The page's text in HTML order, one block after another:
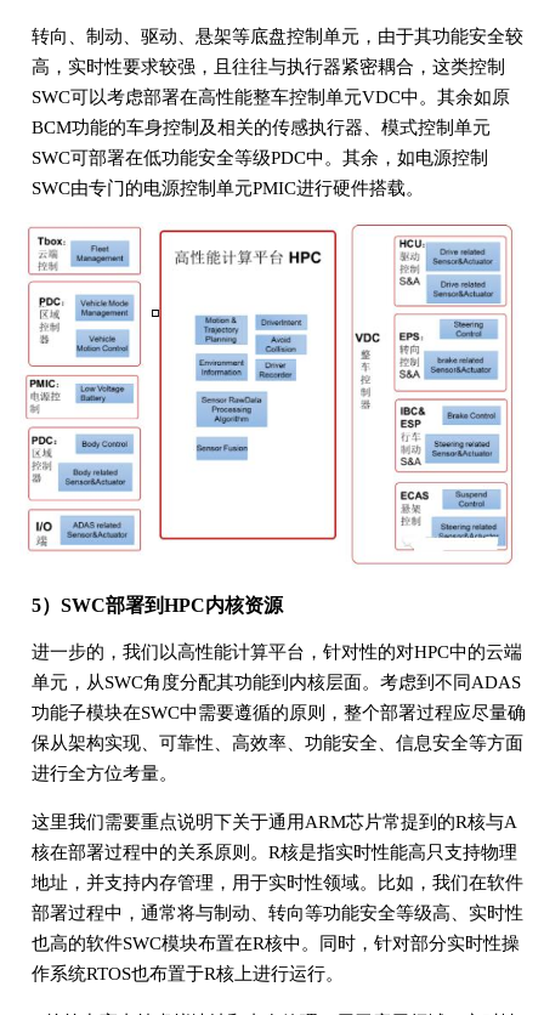
转向、制动、驱动、悬架等底盘控制单元，由于其功能安全较
高，实时性要求较强，且往往与执行器紧密耦合，这类控制
SWC可以考虑部署在高性能整车控制单元VDC中。其余如原
BCM功能的车身控制及相关的传感执行器、模式控制单元
SWC可部署在低功能安全等级PDC中。其余，如电源控制
SWC由专门的电源控制单元PMIC进行硬件搭载。
5）SWC部署到HPC内核资源
进一步的，我们以高性能计算平台，针对性的对HPC中的云端
单元，从SWC角度分配其功能到内核层面。考虑到不同ADAS
功能子模块在SWC中需要遵循的原则，整个部署过程应尽量确
保从架构实现、可靠性、高效率、功能安全、信息安全等方面
进行全方位考量。
这里我们需要重点说明下关于通用ARM芯片常提到的R核与A
核在部署过程中的关系原则。R核是指实时性能高只支持物理
地址，并支持内存管理，用于实时性领域。比如，我们在软件
部署过程中，通常将与制动、转向等功能安全等级高、实时性
也高的软件SWC模块布置在R核中。同时，针对部分实时性操
作系统RTOS也布置于R核上进行运行。